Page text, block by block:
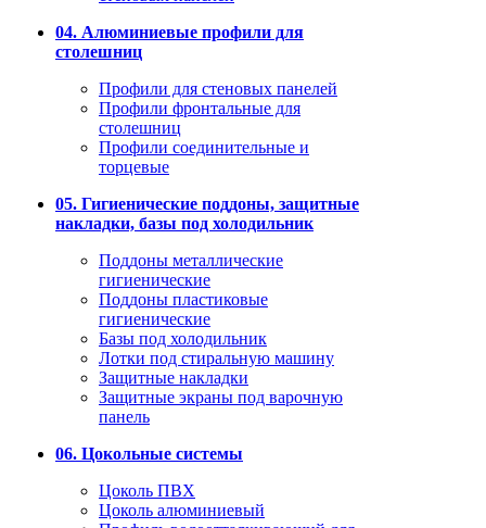
04. Алюминиевые профили для
столешниц
Профили для стеновых панелей
Профили фронтальные для
столешниц
Профили соединительные и
торцевые
05. Гигиенические поддоны, защитные
накладки, базы под холодильник
Поддоны металлические
гигиенические
Поддоны пластиковые
гигиенические
Базы под холодильник
Лотки под стиральную машину
Защитные накладки
Защитные экраны под варочную
панель
06. Цокольные системы
Цоколь ПВХ
Цоколь алюминиевый